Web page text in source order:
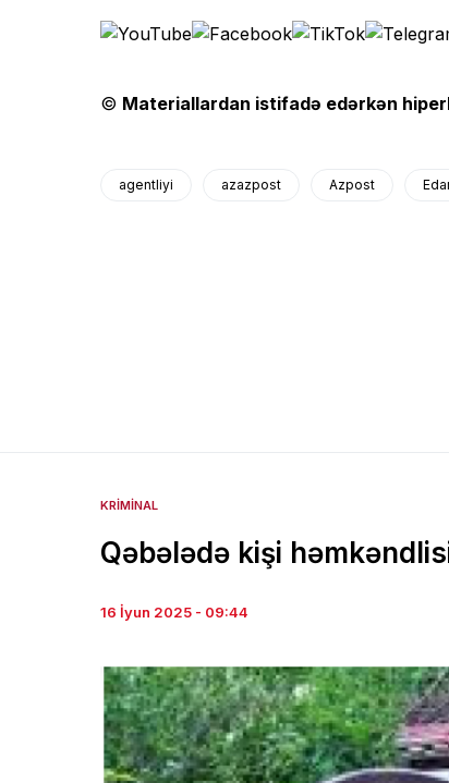
© Materiallardan istifadə edərkən
agentliyi azazpost Azpost
KRIMINAL
Qəbələdə kişi
16 İyun 2025 - 09:44